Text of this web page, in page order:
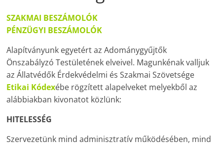
SZAKMAI BESZÁMOLÓK
PÉNZÜGYI BESZÁMOLÓK
Alapítványunk egyetért az Adománygyűjtők
Önszabályzó Testületének elveivel. Magunkénak valljuk
az Állatvédők Érdekvédelmi és Szakmai Szövetsége
Etikai Kódexébe rögzített alapelveket melyekből az
alábbiakban kivonatot közlünk:
HITELESSÉG
Szervezetünk mind adminisztratív működésében, mind